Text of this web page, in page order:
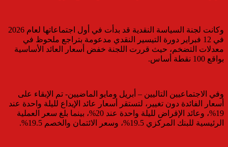
وكانت لجنة السياسة النقدية قد بدأت في أول اجتماعاتها لعام 2026
في 12 فبراير دورة التيسير النقدي مدعومة بتراجع ملحوظ في
معدلات التضخم، حيث قررت اللجنة خفض أسعار العائد الأساسية
بواقع 100 نقطة أساس.
وفي الاجتماعيين التاليين – أبريل ومايو الماضيين- تم الإبقاء على
أسعار الفائدة دون تغيير، لتستقر أسعار عائد الإيداع لليلة واحدة عند
19%، وعائد الإقراض لليلة واحدة عند 20%، بينما بلغ سعر العملية
الرئيسية للبنك المركزي 19.5%، وسعر الائتمان والخصم 19.5%.